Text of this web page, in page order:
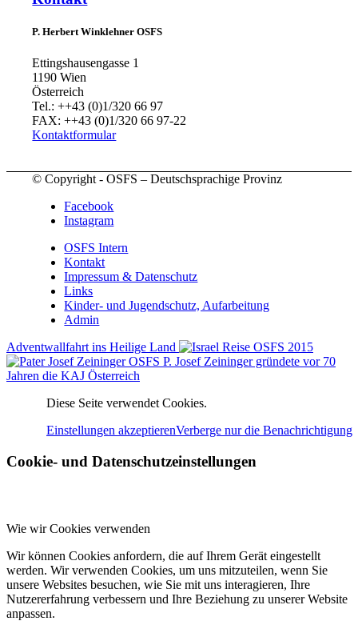
P. Herbert Winklehner OSFS
Ettingshausengasse 1
1190 Wien
Österreich
Tel.: ++43 (0)1/320 66 97
FAX: ++43 (0)1/320 66 97-22
Kontaktformular
© Copyright - OSFS – Deutschsprachige Provinz
Facebook
Instagram
OSFS Intern
Kontakt
Impressum & Datenschutz
Links
Kinder- und Jugendschutz, Aufarbeitung
Admin
Adventwallfahrt ins Heilige Land
P. Josef Zeininger gründete vor 70
Jahren die KAJ Österreich
Diese Seite verwendet Cookies.
Einstellungen akzeptierenVerberge nur die Benachrichtigung
Cookie- und Datenschutzeinstellungen
Wie wir Cookies verwenden
Wir können Cookies anfordern, die auf Ihrem Gerät eingestellt
werden. Wir verwenden Cookies, um uns mitzuteilen, wenn Sie
unsere Websites besuchen, wie Sie mit uns interagieren, Ihre
Nutzererfahrung verbessern und Ihre Beziehung zu unserer Website
anpassen.